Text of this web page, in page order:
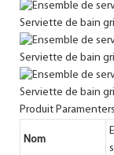
Produit Paramenters
Nom